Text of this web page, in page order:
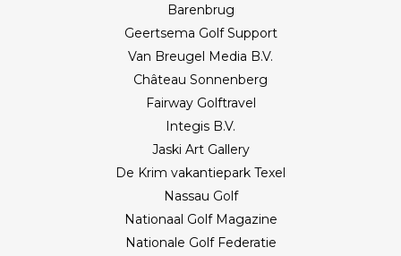
Barenbrug
Geertsema Golf Support
Van Breugel Media B.V.
Château Sonnenberg
Fairway Golftravel
Integis B.V.
Jaski Art Gallery
De Krim vakantiepark Texel
Nassau Golf
Nationaal Golf Magazine
Nationale Golf Federatie